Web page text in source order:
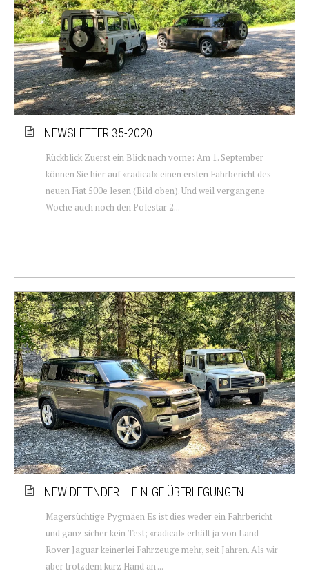
NEWSLETTER 35-2020
Rückblick Zuerst ein Blick nach vorne: Am 1. September
können Sie hier auf «radical» einen ersten Fahrbericht des
neuen Fiat 500e lesen (Bild oben). Und weil vergangene
Woche auch noch den Polestar 2...
NEW DEFENDER – EINIGE ÜBERLEGUNGEN
Magersüchtige Pygmäen Es ist dies weder ein Fahrbericht
und ganz sicher kein Test; «radical» erhält ja von Land
Rover Jaguar keinerlei Fahrzeuge mehr, seit Jahren. Als wir
aber trotzdem kurz Hand an ...